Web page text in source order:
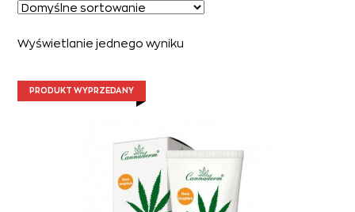
Wyświetlanie jednego wyniku
PRODUKT WYPRZEDANY